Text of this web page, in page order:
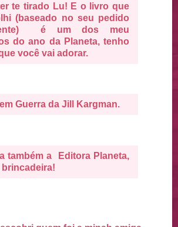
te tirado Lu! E o livro que
(baseado no seu pedido
é um dos meu
do ano da Planeta, tenho
você vai adorar.
Guerra da Jill Kargman.
também a Editora Planeta,
brincadeira!